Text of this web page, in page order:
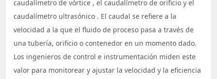
caudalímetro de vórtice , el caudalímetro de orificio y el
caudalímetro ultrasónico . El caudal se refiere a la
velocidad a la que el fluido de proceso pasa a través de
una tubería, orificio o contenedor en un momento dado.
Los ingenieros de control e instrumentación miden este
valor para monitorear y ajustar la velocidad y la eficiencia